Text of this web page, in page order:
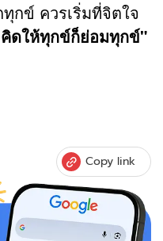
กข์ ควรเริ่มที่จิตใจ
ดให้ทุกข์ก็ย่อมทุกข์"
Copy link